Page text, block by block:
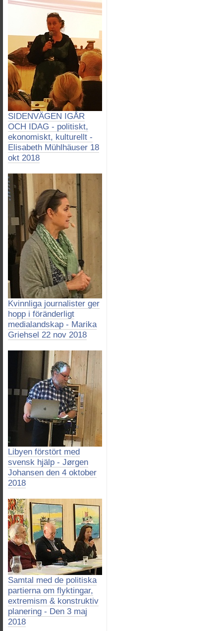
SIDENVÄGEN IGÅR
OCH IDAG - politiskt,
ekonomiskt, kulturellt -
Elisabeth Mühlhäuser 18
okt 2018
Kvinnliga journalister ger
hopp i föränderligt
medialandskap - Marika
Griehsel 22 nov 2018
Libyen förstört med
svensk hjälp - Jørgen
Johansen den 4 oktober
2018
Samtal med de politiska
partierna om flyktingar,
extremism & konstruktiv
planering - Den 3 maj
2018